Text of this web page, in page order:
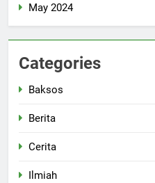
May 2024
Categories
Baksos
Berita
Cerita
Ilmiah